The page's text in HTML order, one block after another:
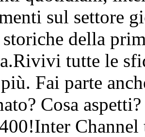
sul settore
della
tutte le
Fai parte
Cosa
Channel